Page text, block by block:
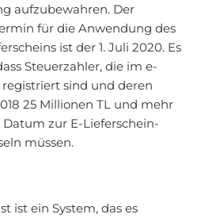
aufzubewahren. Der
für die Anwendung des
ist der 1. Juli 2020. Es
Steuerzahler, die im e-
sind und deren
25 Millionen TL und mehr
zur E-Lieferschein-
müssen.
ist ein System, das es